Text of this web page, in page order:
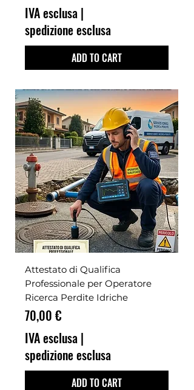
IVA esclusa |
spedizione esclusa
ADD TO CART
Attestato di Qualifica
Professionale per Operatore
Ricerca Perdite Idriche
Prezzo
70,00 €
IVA esclusa |
spedizione esclusa
ADD TO CART